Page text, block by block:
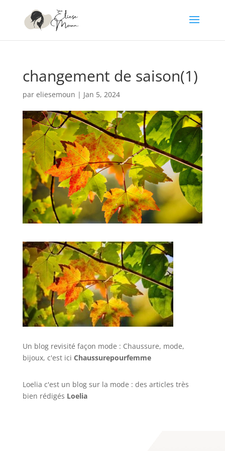
changement de saison(1)
par eliesemoun | Jan 5, 2024
Un blog revisité façon mode : Chaussure, mode,
bijoux, c'est ici Chaussurepourfemme
Loelia c'est un blog sur la mode : des articles très
bien rédigés Loelia